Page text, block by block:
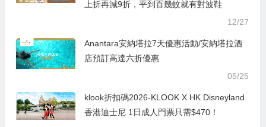
上折再減9折，平到百幾蚊就有對波鞋
12/27
Anantara安納塔拉7天優惠活動/安納塔拉酒
店預訂高達六折優惠
05/25
klook折扣碼2026-KLOOK X HK Disneyland
香港迪士尼 1日成人門票只需$470！